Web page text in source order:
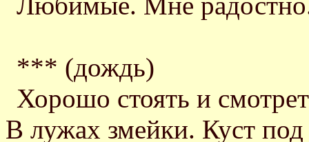
*** (дождь)
Хорошо стоять и
В лужах змейки. Куст